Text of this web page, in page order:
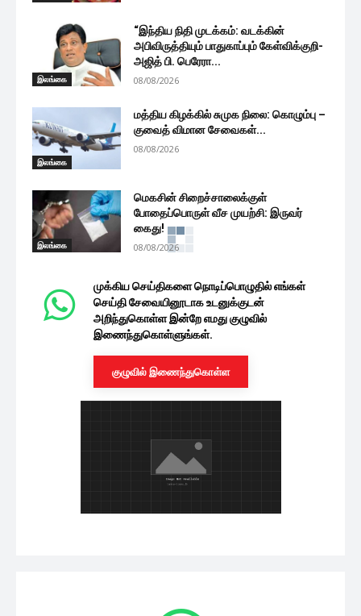
இலங்கை
“இந்திய நிதி முடக்கம்: வடக்கின்
அபிவிருத்தியும் பாதுகாப்பும் கேள்விக்குறி-
அஜித் பி. பெரேரா...
08/08/2026
இலங்கை
மத்திய கிழக்கில் சுமுக நிலை: கொழும்பு –
குவைத் விமான சேவைகள்...
08/08/2026
இலங்கை
மெகசின் சிறைச்சாலைக்குள்
போதைப்பொருள் வீச முயற்சி: இருவர்
கைது!
08/08/2026
முக்கிய செய்திகளை நொடிப்பொழுதில் எங்கள்
செய்தி சேவையினூடாக உடனுக்குடன்
அறிந்துகொள்ள இன்றே எமது குழுவில்
இணைந்துகொள்ளுங்கள்.
குழுவில் இணைந்துகொள்ள